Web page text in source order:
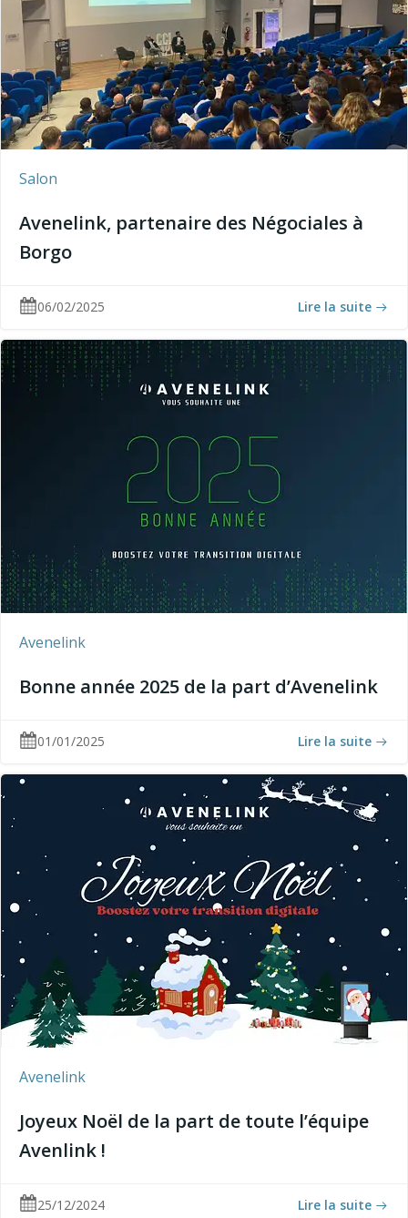
Salon
Avenelink, partenaire des Négociales à
Borgo
06/02/2025 Lire la suite
Avenelink
Bonne année 2025 de la part d’Avenelink
01/01/2025 Lire la suite
Avenelink
Joyeux Noël de la part de toute l’équipe
Avenlink !
25/12/2024 Lire la suite